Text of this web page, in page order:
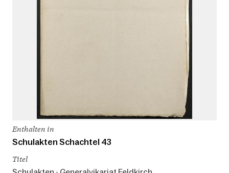
Enthalten in
Schulakten Schachtel 43
Titel